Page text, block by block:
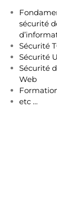
sécurité
Sécurité
Sécurité
Sécurité
Web
etc …